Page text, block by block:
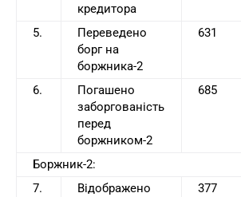
кредитора
5.
Переведено
борг на
боржника-2
631
6.
Погашено
заборгованість
перед
боржником-2
685
Боржник-2:
7.
Відображено
377